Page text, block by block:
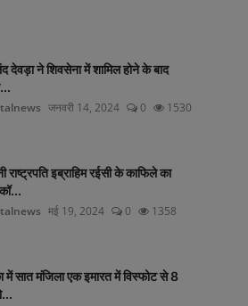
देवड़ा ने शिवसेना में शामिल होने के बाद
जनवरी 14, 2024 0 1530
राष्ट्रपति इब्राहिम रईसी के काफिले का
मई 19, 2024 0 1358
में सात मंजिला एक इमारत में विस्फोट से 8